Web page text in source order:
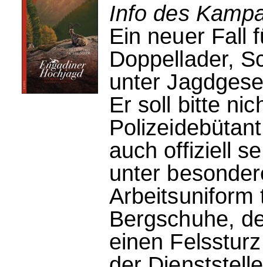
Info des
Ein neuer Fall
Doppellader,
unter
Er soll bitte
auch offiziell
unter
Arbeitsuniform
Bergschuhe,
einen